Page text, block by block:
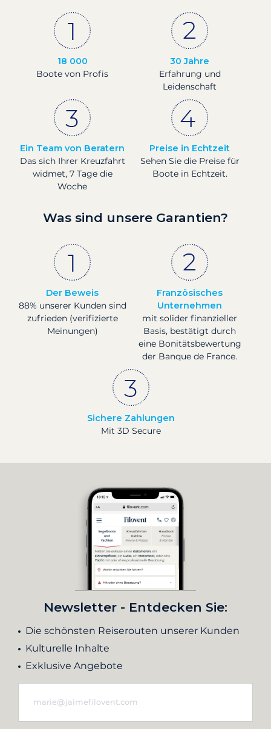
18 000
Boote von Profis
30 Jahre
Erfahrung und
Leidenschaft
Ein Team von Beratern
Das sich Ihrer Kreuzfahrt
widmet, 7 Tage die
Woche
Preise in Echtzeit
Sehen Sie die Preise für
Boote in Echtzeit.
Was sind unsere Garantien?
Der Beweis
88% unserer Kunden sind
zufrieden (verifizierte
Meinungen)
Französisches
Unternehmen
mit solider finanzieller
Basis, bestätigt durch
eine Bonitätsbewertung
der Banque de France.
Sichere Zahlungen
Mit 3D Secure
Newsletter - Entdecken Sie:
Die schönsten Reiserouten unserer Kunden
Kulturelle Inhalte
Exklusive Angebote